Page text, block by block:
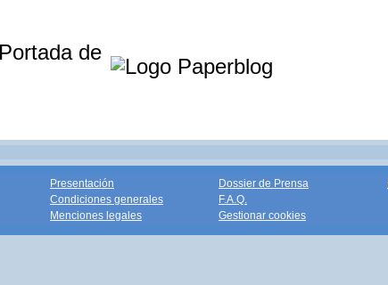
de
Presentación
Condiciones generales
Menciones legales
Dossier de Prensa
F.A.Q.
Gestionar cookies